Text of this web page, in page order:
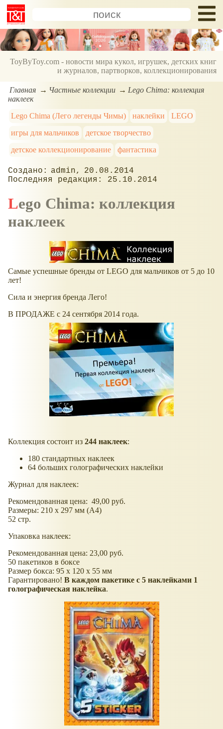
ToyByToy.com - новости мира кукол, игрушек, детских книг
и журналов, партворков, коллекционирования
Главная Частные коллекции
Lego Chima: коллекция
наклеек
Lego Chima (Лего легенды Чимы)
наклейки
LEGO
игры для мальчиков
детское творчество
детское коллекционирование
фантастика
admin
20.08.2014
25.10.2014
Lego Chima: коллекция
наклеек
Самые успешные бренды от LEGO для мальчиков от 5 до 10
лет!
Сила и энергия бренда Лего!
В ПРОДАЖЕ с 24 сентября 2014 года.
Коллекция состоит из 244 наклеек:
180 стандартных наклеек
64 больших голографических наклейки
Журнал для наклеек:
Рекомендованная цена: 49,00 руб.
Размеры: 210 x 297 мм (A4)
52 стр.
Упаковка наклеек:
Рекомендованная цена: 23,00 руб.
50 пакетиков в боксе
Размер бокса: 95 x 120 x 55 мм
Гарантировано! В каждом пакетике с 5 наклейками 1
голографическая наклейка.